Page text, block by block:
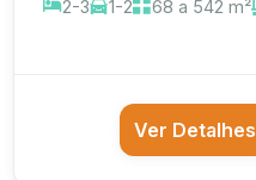
2-3
1-2 68 a 542 m²
Ver Detalhes